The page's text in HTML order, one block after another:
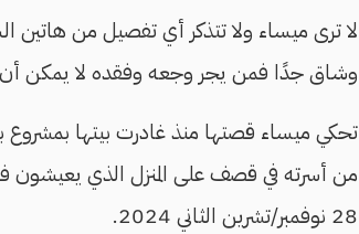
لا ترى ميساء ولا تتذكر أي تفصيل من هاتين
وشاق جدًا فمن يجر وجعه وفقده لا يمكن أن
من أسرته في قصف على المنزل الذي يعيشون
28 نوفمبر/تشرين الثاني 2024.